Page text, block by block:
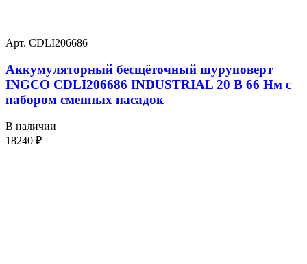
Арт. CDLI206686
Аккумуляторный бесщёточный шуруповерт
INGCO CDLI206686 INDUSTRIAL 20 В 66 Нм с
набором сменных насадок
В наличии
18240 ₽